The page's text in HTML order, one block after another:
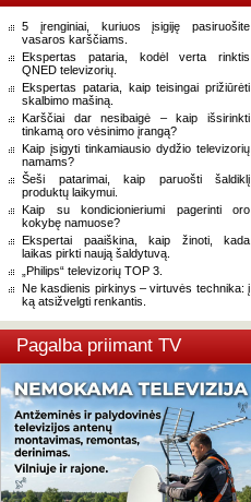
5 įrenginiai, kuriuos įsigiję pasiruošite
vasaros karščiams.
Ekspertas pataria, kodėl verta rinktis
QNED televizorių.
Ekspertas pataria, kaip teisingai prižiūrėti
skalbimo mašiną.
Karščiai dar nesibaigė – kaip išsirinkti
tinkamą oro vėsinimo įrangą?
Kaip įsigyti tinkamiausio dydžio televizorių
namams?
Šeši patarimai, kaip paruošti šaldiklį
produktų laikymui.
Kaip su kondicionieriumi pagerinti oro
kokybę namuose?
Ekspertai paaiškina, kaip žinoti, kada
laikas pirkti naują šaldytuvą.
„Philips“ televizorių TOP 3.
Ne kasdienis pirkinys – virtuvės technika: į
ką atsižvelgti renkantis.
Pagalba priimant TV